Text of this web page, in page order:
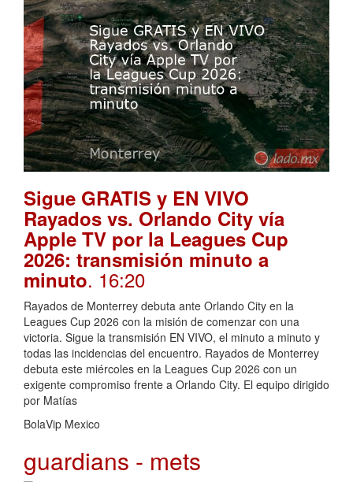
Sigue GRATIS y EN VIVO
Rayados vs. Orlando City vía
Apple TV por la Leagues Cup
2026: transmisión minuto a
minuto. 16:20
Rayados de Monterrey debuta ante Orlando City en la
Leagues Cup 2026 con la misión de comenzar con una
victoria. Sigue la transmisión EN VIVO, el minuto a minuto y
todas las incidencias del encuentro. Rayados de Monterrey
debuta este miércoles en la Leagues Cup 2026 con un
exigente compromiso frente a Orlando City. El equipo dirigido
por Matías
BolaVip Mexico
guardians - mets